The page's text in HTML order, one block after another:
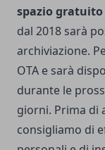
spazio gratuito
dal 2018 sarà
archiviazione.
OTA e sarà
durante le
giorni. Prima di
consigliamo di